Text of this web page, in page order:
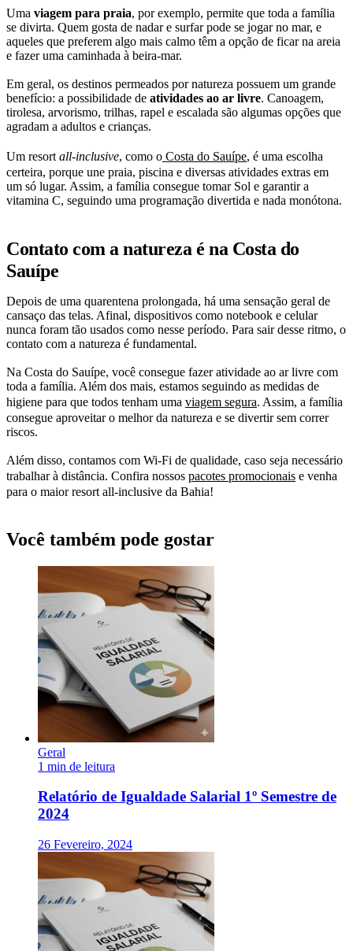
Uma viagem para praia, por exemplo, permite que toda a família
se divirta. Quem gosta de nadar e surfar pode se jogar no mar, e
aqueles que preferem algo mais calmo têm a opção de ficar na areia
e fazer uma caminhada à beira-mar.
Em geral, os destinos permeados por natureza possuem um grande
benefício: a possibilidade de atividades ao ar livre. Canoagem,
tirolesa, arvorismo, trilhas, rapel e escalada são algumas opções que
agradam a adultos e crianças.
Um resort all-inclusive, como o Costa do Sauípe, é uma escolha
certeira, porque une praia, piscina e diversas atividades extras em
um só lugar. Assim, a família consegue tomar Sol e garantir a
vitamina C, seguindo uma programação divertida e nada monótona.
Contato com a natureza é na Costa do
Sauípe
Depois de uma quarentena prolongada, há uma sensação geral de
cansaço das telas. Afinal, dispositivos como notebook e celular
nunca foram tão usados como nesse período. Para sair desse ritmo, o
contato com a natureza é fundamental.
Na Costa do Sauípe, você consegue fazer atividade ao ar livre com
toda a família. Além dos mais, estamos seguindo as medidas de
higiene para que todos tenham uma viagem segura. Assim, a família
consegue aproveitar o melhor da natureza e se divertir sem correr
riscos.
Além disso, contamos com Wi-Fi de qualidade, caso seja necessário
trabalhar à distância. Confira nossos pacotes promocionais e venha
para o maior resort all-inclusive da Bahia!
Você também pode gostar
Geral
1 min de leitura
Relatório de Igualdade Salarial 1º Semestre de
2024
26 Fevereiro, 2024